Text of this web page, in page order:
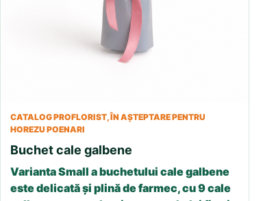
CATALOG PROFLORIST, ÎN AȘTEPTARE PENTRU
HOREZU POENARI
Buchet cale galbene
Varianta Small a buchetului cale galbene
este delicată și plină de farmec, cu 9 cale